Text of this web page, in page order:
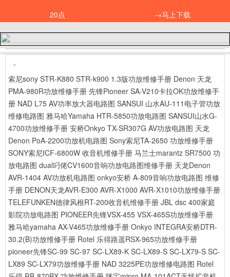
20点 →马上下载
-
索尼sony STR-K880 STR-k900 1.3版功放维修手册 Denon 天龙
PMA-980R功放维修手册 先锋Pioneer SA-V210卡拉OK功放维修手
册 NAD L75 AV功率放大器电路图 SANSUI 山水AU-111电子管功放
维修电路图 雅马哈Yamaha HTR-5850功放电路图 SANSUI山水G-
4700功放维修手册 安桥Onkyo TX-SR307G AV功放电路图 天龙
Denon PoA-2200功放机电路图 Sony索尼TA-2650 功放维修手册
SONY索尼ICF-6800W 收音机维修手册 马兰士marantz SR7500 功
放电路图 dual叼佬CV1600音响功放电路图维修手册 天龙Denon
AVR-1404 AV功放机电路图 onkyo安桥 A-809音响功放电路图 维修
手册 DENON天龙AVR-E300 AVR-X1000 AVR-X1010功放维修手册
TELEFUNKEN德律风根RT-200收音机维修手册 JBL dsc 400家庭
影院功放电路图 PIONEER先锋VSX-455 VSX-465S功放维修手册
雅马哈yamaha AX-V465功放维修手册 Onkyo INTEGRA安桥DTR-
30.2(B)功放维修手册 Rotel 乐得路遥RSX-965功放维修手册
pioneer先锋SC-99 SC-97 SC-LX89-K SC-LX89-S SC-LX79-S SC-
LX89 SC-LX79功放维修手册 NAD 3225PE功放维修电路图 Rotel